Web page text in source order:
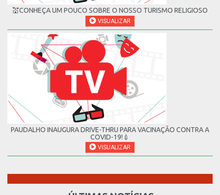
💒CONHEÇA UM POUCO SOBRE O NOSSO TURISMO RELIGIOSO
VISUALIZAR
PAUDALHO INAUGURA DRIVE-THRU PARA VACINAÇÃO CONTRA A
COVID-19!💉
VISUALIZAR